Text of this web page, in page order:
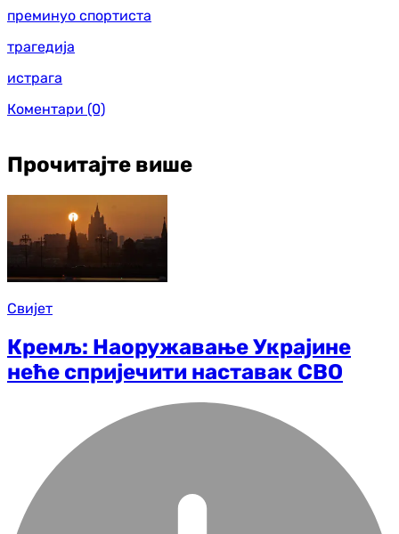
преминуо спортиста
трагедија
истрага
Коментари (0)
Прочитајте више
Свијет
Кремљ: Наоружавање Украјине
неће спријечити наставак СВО